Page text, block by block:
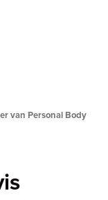
van Personal Body